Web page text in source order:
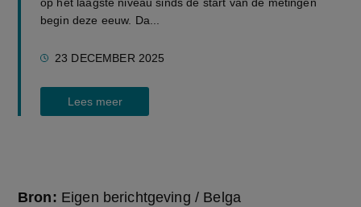
op het laagste niveau sinds de start van de metingen
begin deze eeuw. Da...
23 DECEMBER 2025
Lees meer
Bron: Eigen berichtgeving / Belga